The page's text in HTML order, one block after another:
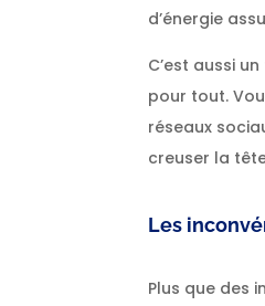
d’énergie
C’est aussi
pour tout.
réseaux
creuser la
Les
Plus que des